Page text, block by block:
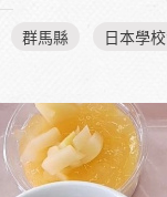
群馬縣
日本學